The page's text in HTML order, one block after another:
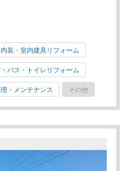
内装・室内建具リフォーム
バス・トイレリフォーム
・メンテナンス その他